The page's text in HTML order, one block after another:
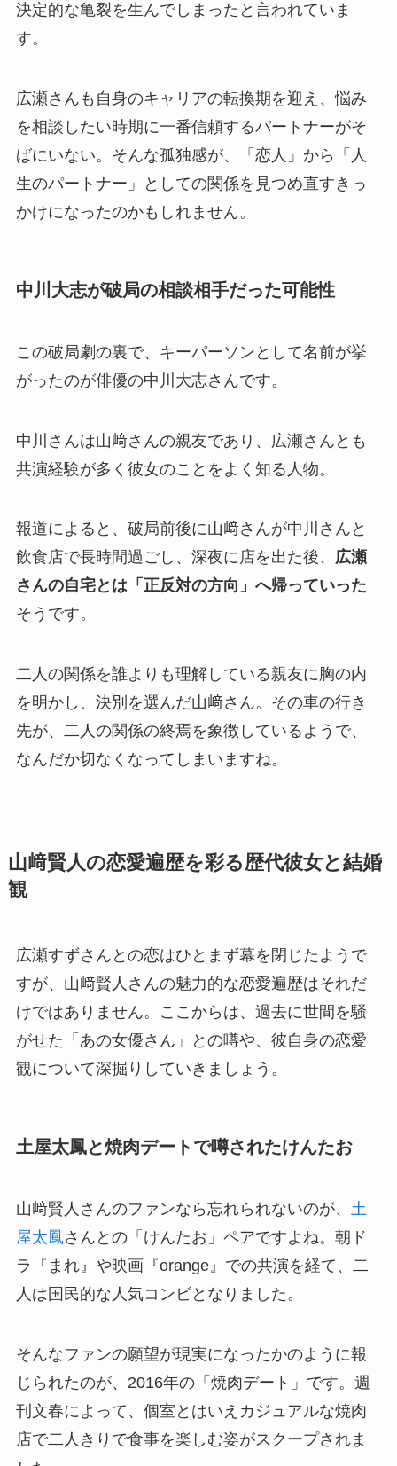
決定的な亀裂を生んでしまったと言われていま
す。
広瀬さんも自身のキャリアの転換期を迎え、悩み
を相談したい時期に一番信頼するパートナーがそ
ばにいない。そんな孤独感が、「恋人」から「人
生のパートナー」としての関係を見つめ直すきっ
かけになったのかもしれません。
中川大志が破局の相談相手だった可能性
この破局劇の裏で、キーパーソンとして名前が挙
がったのが俳優の中川大志さんです。
中川さんは山﨑さんの親友であり、広瀬さんとも
共演経験が多く彼女のことをよく知る人物。
報道によると、破局前後に山﨑さんが中川さんと
飲食店で長時間過ごし、深夜に店を出た後、 広瀬
さんの自宅とは「正反対の方向」へ帰っていった
そうです。
二人の関係を誰よりも理解している親友に胸の内
を明かし、決別を選んだ山﨑さん。その車の行き
先が、二人の関係の終焉を象徴しているようで、
なんだか切なくなってしまいますね。
山﨑賢人の恋愛遍歴を彩る歴代彼女と結婚
観
広瀬すずさんとの恋はひとまず幕を閉じたようで
すが、山﨑賢人さんの魅力的な恋愛遍歴はそれだ
けではありません。ここからは、過去に世間を騒
がせた「あの女優さん」との噂や、彼自身の恋愛
観について深掘りしていきましょう。
土屋太鳳と焼肉デートで噂されたけんたお
山﨑賢人さんのファンなら忘れられないのが、
土
屋太鳳さんとの「けんたお」ペアですよね。朝ド
ラ『まれ』や映画『orange』での共演を経て、二
人は国民的な人気コンビとなりました。
そんなファンの願望が現実になったかのように報
じられたのが、2016年の「焼肉デート」です。週
刊文春によって、個室とはいえカジュアルな焼肉
店で二人きりで食事を楽しむ姿がスクープされま